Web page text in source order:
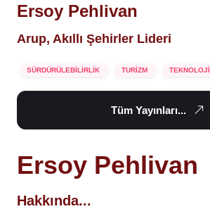
Ersoy Pehlivan
Arup, Akıllı Şehirler Lideri
SÜRDÜRÜLEBİLİRLİK TURİZM TEKNOLOJİ
Tüm Yayınları...
Ersoy Pehlivan
Hakkında...